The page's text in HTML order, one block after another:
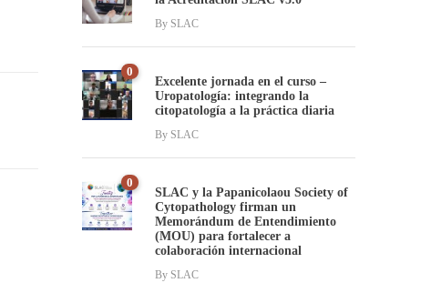
By SLAC
0
Excelente jornada en el curso –
Uropatología: integrando la
citopatología a la práctica diaria
By SLAC
0
SLAC y la Papanicolaou Society of
Cytopathology firman un
Memorándum de Entendimiento
(MOU) para fortalecer a
colaboración internacional
By SLAC